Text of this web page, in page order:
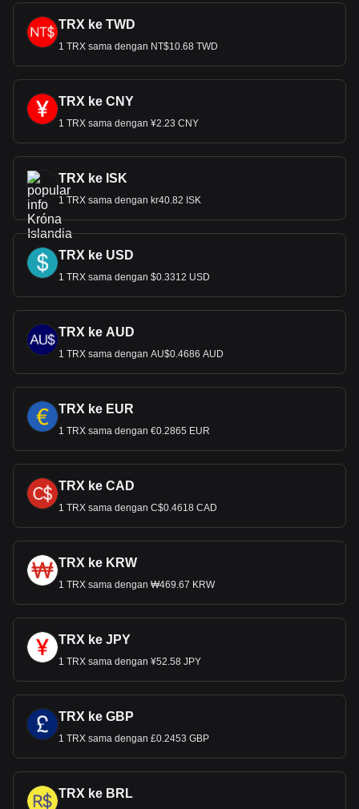
TRX ke TWD
1 TRX sama dengan NT$10.68 TWD
TRX ke CNY
1 TRX sama dengan ¥2.23 CNY
TRX ke ISK
1 TRX sama dengan kr40.82 ISK
TRX ke USD
1 TRX sama dengan $0.3312 USD
TRX ke AUD
1 TRX sama dengan AU$0.4686 AUD
TRX ke EUR
1 TRX sama dengan €0.2865 EUR
TRX ke CAD
1 TRX sama dengan C$0.4618 CAD
TRX ke KRW
1 TRX sama dengan ₩469.67 KRW
TRX ke JPY
1 TRX sama dengan ¥52.58 JPY
TRX ke GBP
1 TRX sama dengan £0.2453 GBP
TRX ke BRL